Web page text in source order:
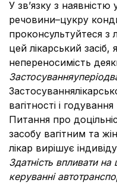
У зв’язку з наявністю
речовини–цукру
проконсультуйтеся
цей лікарський
непереносимість
Застосування
вагітності і
Питання про
засобу вагітним та
лікар вирішує
Здатність впливати на
керуванні